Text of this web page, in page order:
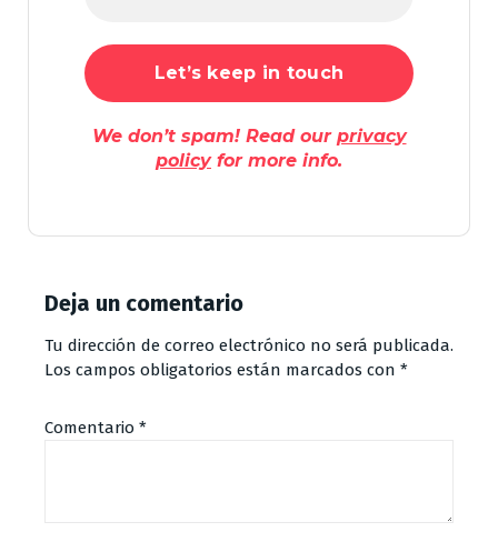
We don’t spam! Read our privacy
policyfor more info.
Deja un comentario
Tu dirección de correo electrónico no será publicada.
Los campos obligatorios están marcados con *
Comentario *